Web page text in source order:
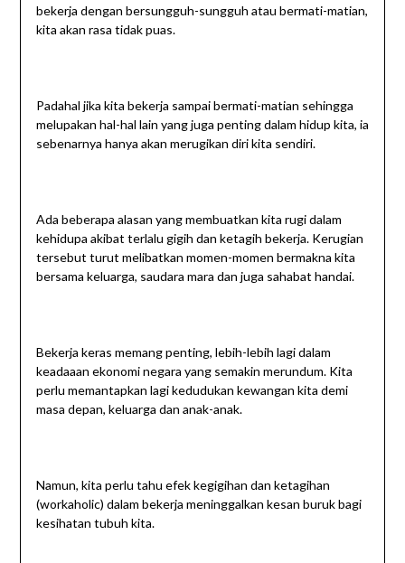
bekerja dengan bersungguh-sungguh atau bermati-matian,
kita akan rasa tidak puas.
Padahal jika kita bekerja sampai bermati-matian sehingga
melupakan hal-hal lain yang juga penting dalam hidup kita, ia
sebenarnya hanya akan merugikan diri kita sendiri.
Ada beberapa alasan yang membuatkan kita rugi dalam
kehidupa akibat terlalu gigih dan ketagih bekerja. Kerugian
tersebut turut melibatkan momen-momen bermakna kita
bersama keluarga, saudara mara dan juga sahabat handai.
Bekerja keras memang penting, lebih-lebih lagi dalam
keadaaan ekonomi negara yang semakin merundum. Kita
perlu memantapkan lagi kedudukan kewangan kita demi
masa depan, keluarga dan anak-anak.
Namun, kita perlu tahu efek kegigihan dan ketagihan
(workaholic) dalam bekerja meninggalkan kesan buruk bagi
kesihatan tubuh kita.